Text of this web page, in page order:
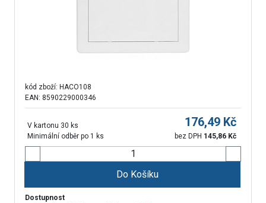
kód zboží: HACO108
EAN: 8590229000346
V kartonu 30 ks
Minimální odběr po 1 ks
176,49 Kč
bez DPH 145,86 Kč
Do Košíku
Dostupnost